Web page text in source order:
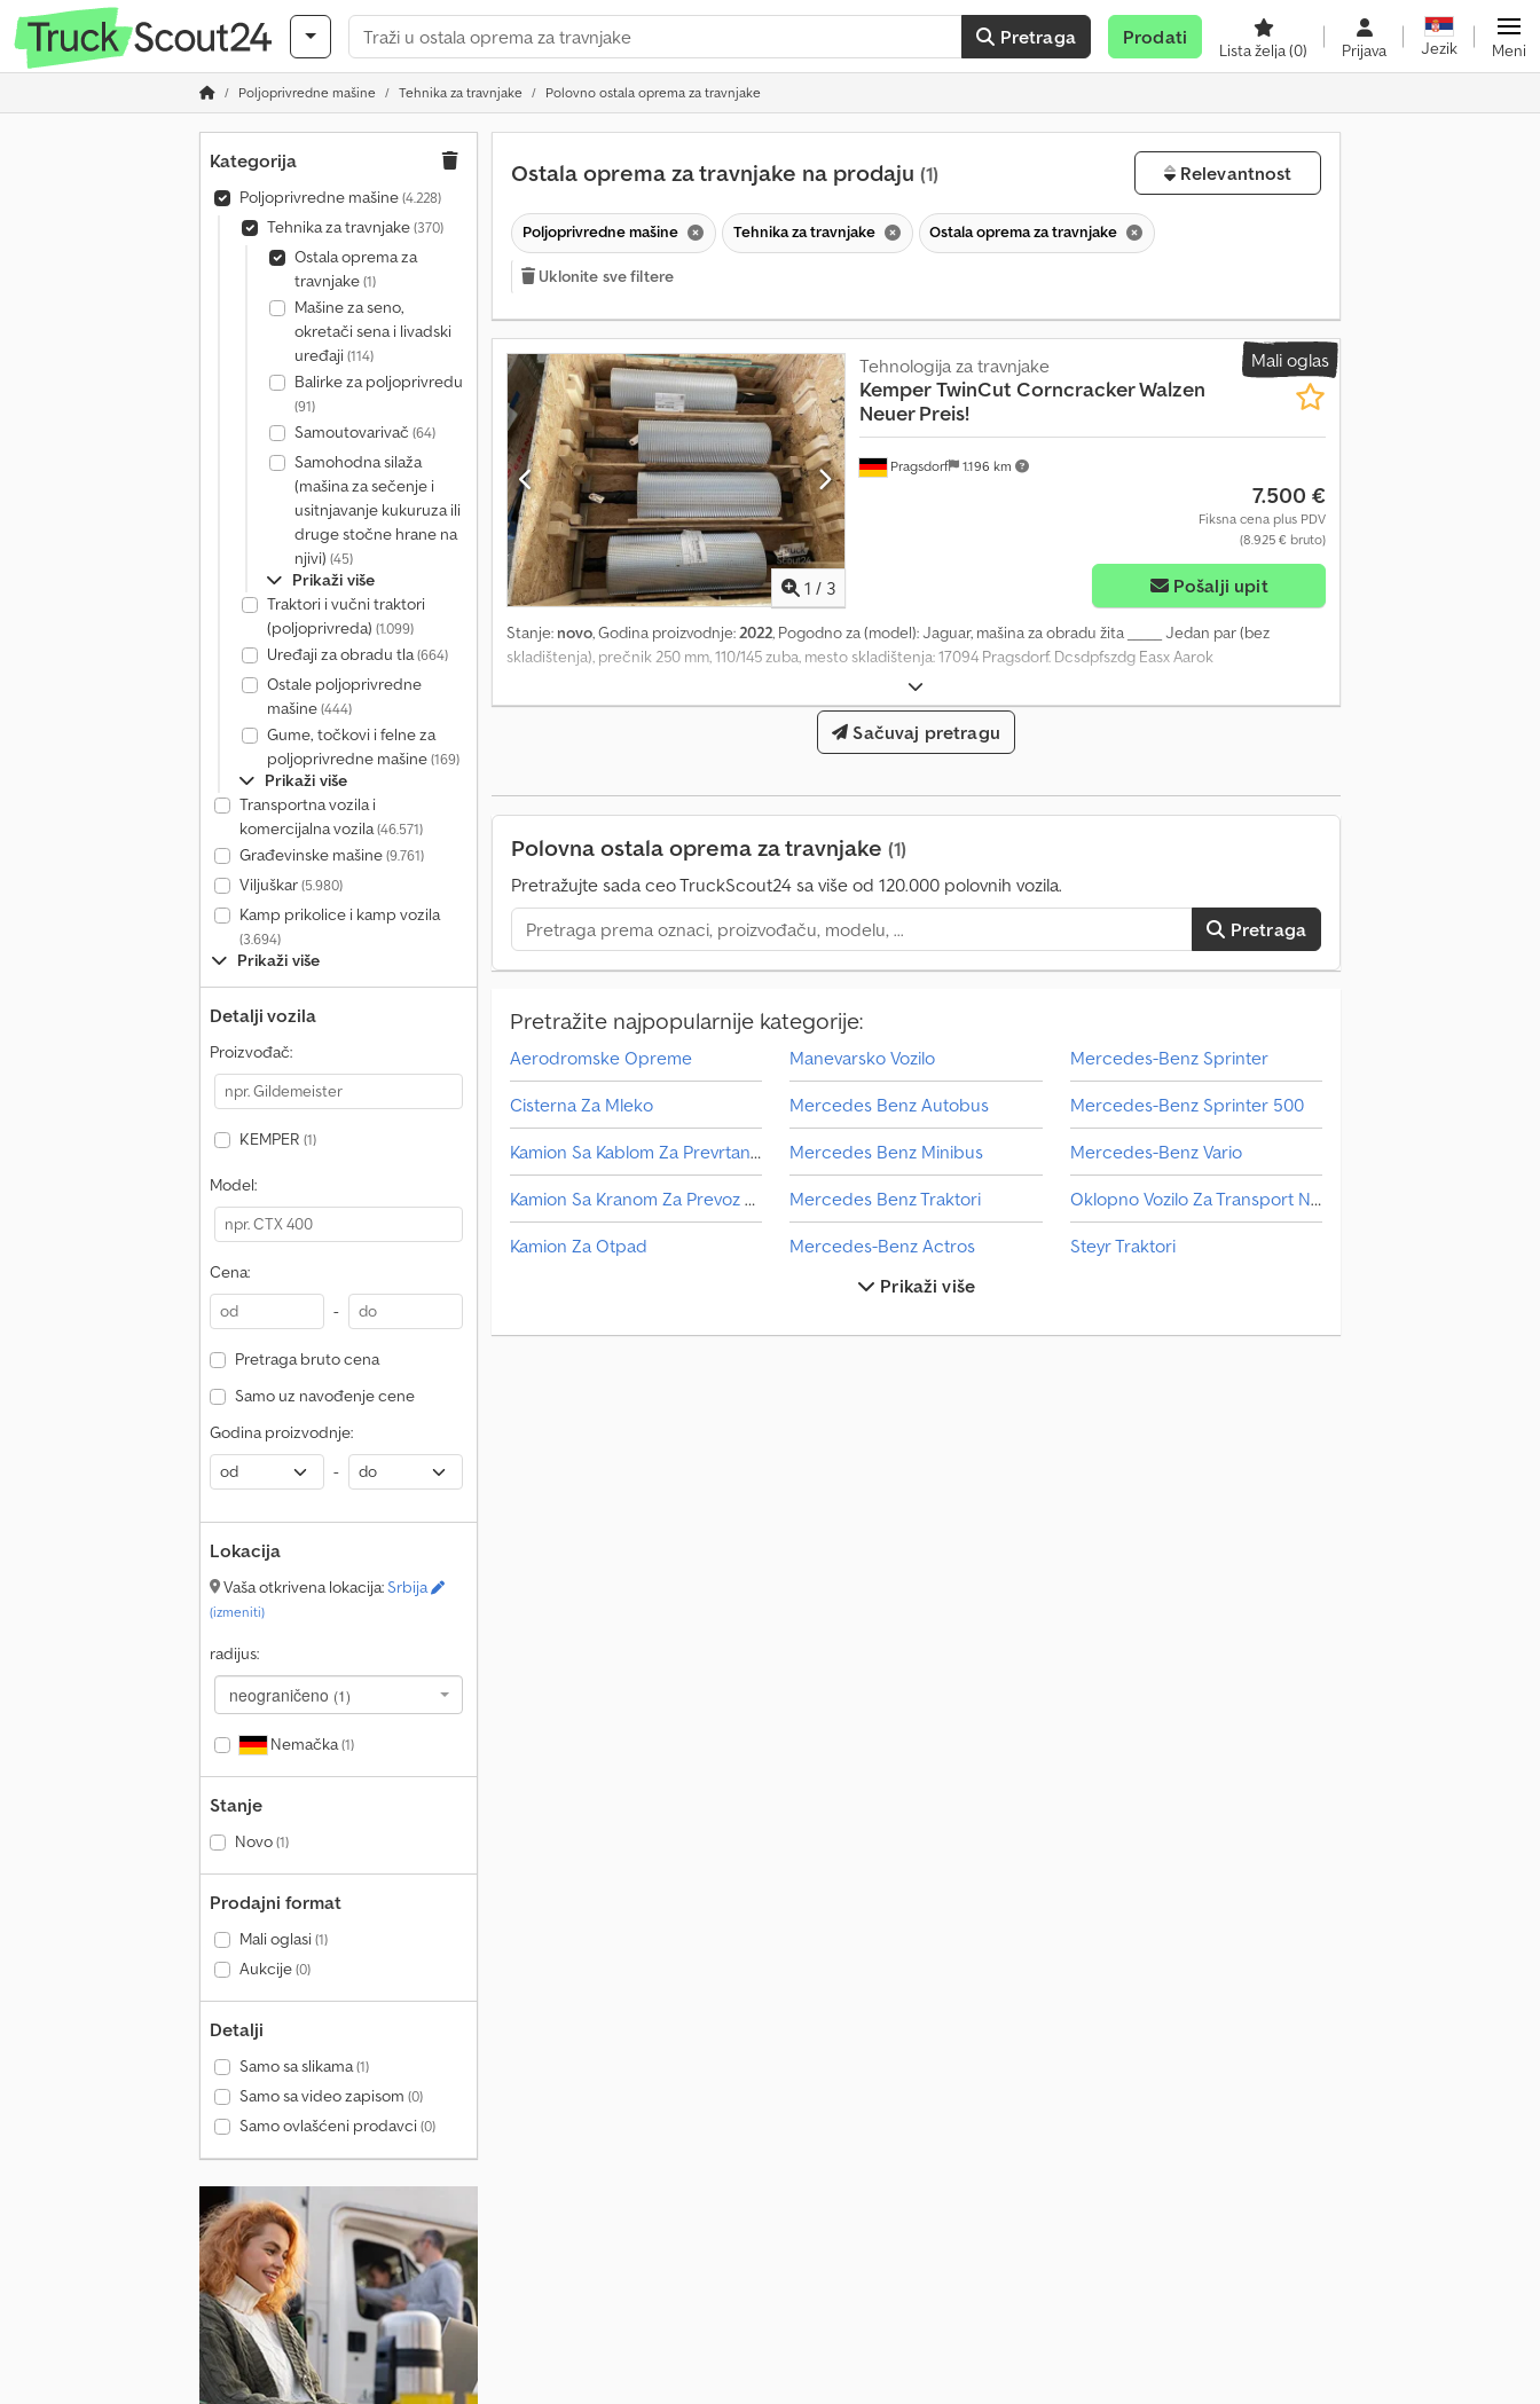
Pretraga Prodati
Lista želja(0) Prijava Jezik Meni
Poljoprivredne mašine Tehnika za travnjake Polovno ostala oprema za travnjake
Kategorija
Poljoprivredne mašine(4.228)
Tehnika za travnjake(370)
Ostala oprema za
travnjake(1)
Mašine za seno,
okretači sena i livadski
uređaji(114)
Balirke za poljoprivredu
(91)
Samoutovarivač (64)
Samohodna silaža
(mašina za sečenje i
usitnjavanje kukuruza ili
druge stočne hrane na
njivi) (45)
Prikaži više
Traktori i vučni traktori
(poljoprivreda) (1.099)
Uređaji za obradu tla(664)
Ostale poljoprivredne
mašine(444)
Gume, točkovi i felne za
poljoprivredne mašine(169)
Prikaži više
Transportna vozila i
komercijalna vozila(46.571)
Građevinske mašine(9.761)
Viljuškar(5.980)
Kamp prikolice i kamp vozila
(3.694)
Prikaži više
Detalji vozila
Proizvođač:
KEMPER (1)
Model:
Cena:
-
Pretraga bruto cena
Samo uz navođenje cene
Godina proizvodnje:
-
Lokacija
Vaša otkrivena lokacija:Srbija
(izmeniti)
radijus:
neograničeno (1)
Nemačka(1)
Stanje
Novo(1)
Prodajni format
Mali oglasi(1)
Aukcije(0)
Detalji
Samo sa slikama(1)
Samo sa video zapisom (0)
Samo ovlašćeni prodavci(0)
Ostala oprema za travnjake na prodaju (1) Relevantnost
Poljoprivredne mašine Tehnika za travnjake Ostala oprema za travnjake
Uklonite sve filtere
Mali oglas
1 / 3
Pragsdorf 1.196 km
Tehnologija za travnjake
KemperTwinCut Corncracker Walzen
Neuer Preis!
7.500 €
Fiksna cena plus PDV
(8.925 € bruto)
Pošalji upit
Stanje: novo, Godina proizvodnje:2022, Pogodno za (model): Jaguar, mašina za obradu žita _____ Jedan par (bez
skladištenja), prečnik 250 mm, 110/145 zuba, mesto skladištenja: 17094 Pragsdorf. Dcsdpfszdg Easx Aarok
Sačuvaj pretragu
Polovna ostala oprema za travnjake (1)
Pretražujte sada ceo TruckScout24 sa više od 120.000 polovnih vozila.
Pretraga
Pretražite najpopularnije kategorije:
Aerodromske Opreme
Cisterna Za Mleko
Kamion Sa Kablom Za Prevrtanje
Kamion Sa Kranom Za Prevoz Kontejnera
Kamion Za Otpad
Man Tgl 8
Manevarsko Vozilo
Mercedes Benz Autobus
Mercedes Benz Minibus
Mercedes Benz Traktori
Mercedes-Benz Actros
Mercedes-Benz Atego 1200
Mercedes-Benz Atego 1500
Mercedes-Benz Sprinter
Mercedes-Benz Sprinter 500
Mercedes-Benz Vario
Oklopno Vozilo Za Transport Novca
Steyr Traktori
Маневарско Возило
Prikaži više